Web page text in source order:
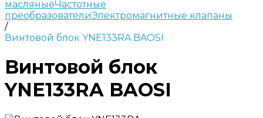
масляныеЧастотные
преобразователиЭлектромагнитные клапаны
/
Винтовой блок YNE133RA BAOSI
Винтовой блок
YNE133RA BAOSI